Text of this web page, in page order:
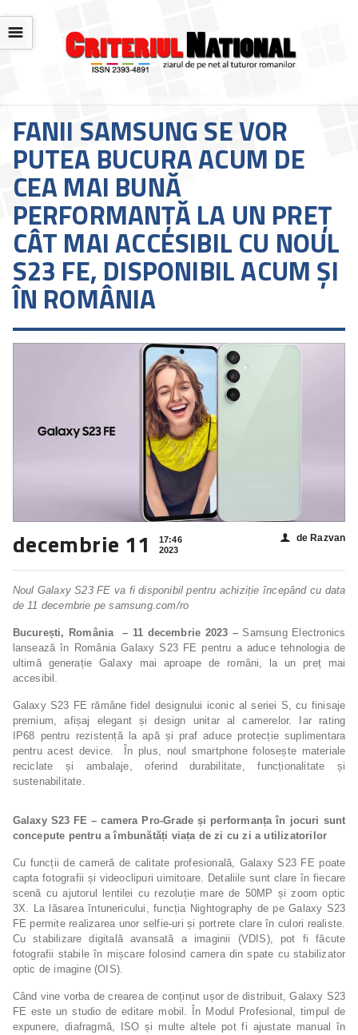
☰
FANII SAMSUNG SE VOR
PUTEA BUCURA ACUM DE
CEA MAI BUNĂ
PERFORMANȚĂ LA UN PREȚ
CÂT MAI ACCESIBIL CU NOUL
S23 FE, DISPONIBIL ACUM ȘI
ÎN ROMÂNIA
decembrie 11
17:46
2023
👤 de Razvan
Noul Galaxy S23 FE va fi disponibil pentru achiziție începând cu data
de 11 decembrie pe samsung.com/ro
București, România – 11 decembrie 2023 –Samsung Electronics
lansează în România Galaxy S23 FE pentru a aduce tehnologia de
ultimă generație Galaxy mai aproape de români, la un preț mai
accesibil.
Galaxy S23 FE rămâne fidel designului iconic al seriei S, cu finisaje
premium, afișaj elegant și design unitar al camerelor. Iar rating
IP68 pentru rezistență la apă și praf aduce protecție suplimentara
pentru acest device. În plus, noul smartphone folosește materiale
reciclate și ambalaje, oferind durabilitate, funcționalitate și
sustenabilitate.
Galaxy S23 FE – camera Pro-Grade și performanța în jocuri sunt
concepute pentru a îmbunătăți viața de zi cu zi a utilizatorilor
Cu funcții de cameră de calitate profesională, Galaxy S23 FE poate
capta fotografii și videoclipuri uimitoare. Detaliile sunt clare în fiecare
scenă cu ajutorul lentilei cu rezoluție mare de 50MP și zoom optic
3X. La lăsarea întunericului, funcția Nightography de pe Galaxy S23
FE permite realizarea unor selfie-uri și portrete clare în culori realiste.
Cu stabilizare digitală avansată a imaginii (VDIS), pot fi făcute
fotografii stabile în mișcare folosind camera din spate cu stabilizator
optic de imagine (OIS).
Când vine vorba de crearea de conținut ușor de distribuit, Galaxy S23
FE este un studio de editare mobil. În Modul Profesional, timpul de
expunere, diafragmă, ISO și multe altele pot fi ajustate manual în